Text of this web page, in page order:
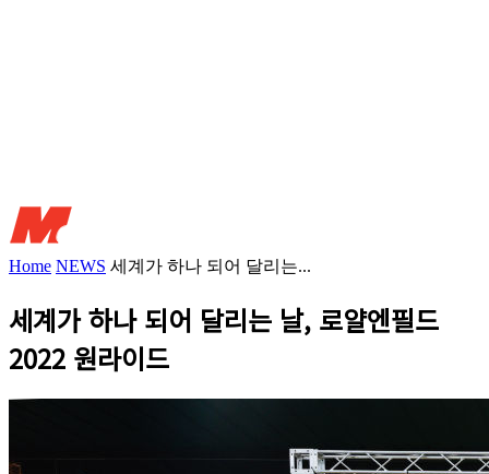
Home NEWS 세계가 하나 되어 달리는...
세계가 하나 되어 달리는 날, 로얄엔필드
2022 원라이드